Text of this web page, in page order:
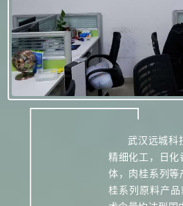
武汉远城科
精细化工，日化
体，肉桂系列等
桂系列原料产